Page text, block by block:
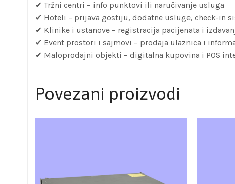
✔ Tržni centri – info punktovi ili naručivanje usluga
✔ Hoteli – prijava gostiju, dodatne usluge, check-in
✔ Klinike i ustanove – registracija pacijenata i
✔ Event prostori i sajmovi – prodaja ulaznica i
✔ Maloprodajni objekti – digitalna kupovina i POS
Povezani proizvodi